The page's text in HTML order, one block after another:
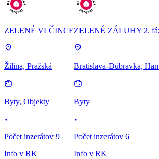
ZELENÉ VLČINCE
Žilina, Pražská
Byty, Objekty
Počet inzerátov 9
Info v RK
ZELENÉ ZÁLUHY 2.
Bratislava-Dúbravka,
Byty
Počet inzerátov 6
Info v RK